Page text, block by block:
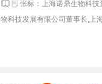
张标：上海诺鼎生物科
物科技发展有限公司董事长,上